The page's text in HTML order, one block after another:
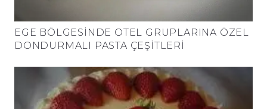
EGE BÖLGESINDE OTEL GRUPLARINA ÖZEL
DONDURMALI PASTA ÇEŞITLERI